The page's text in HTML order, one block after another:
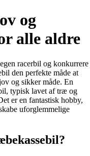
og
alle aldre
racerbil og konkurrere
den perfekte måde at
og sikker måde. En
typisk lavet af træ og
er en fantastisk hobby,
uforglemmelige